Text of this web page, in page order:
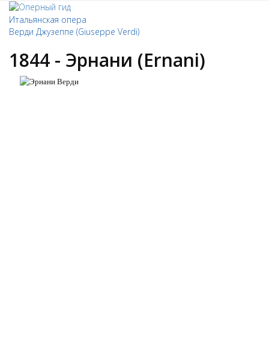
Итальянская опера
Верди Джузеппе (Giuseppe Verdi)
1844 - Эрнани (Ernani)